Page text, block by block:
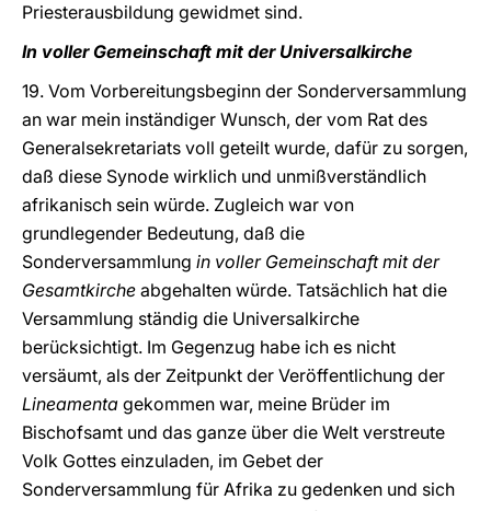
Priesterausbildung gewidmet sind.
In voller Gemeinschaft mit der Universalkirche
19. Vom Vorbereitungsbeginn der Sonderversammlung
an war mein inständiger Wunsch, der vom Rat des
Generalsekretariats voll geteilt wurde, dafür zu sorgen,
daß diese Synode wirklich und unmißverständlich
afrikanisch sein würde. Zugleich war von
grundlegender Bedeutung, daß die
Sonderversammlung in voller Gemeinschaft mit der
Gesamtkirche abgehalten würde. Tatsächlich hat die
Versammlung ständig die Universalkirche
berücksichtigt. Im Gegenzug habe ich es nicht
versäumt, als der Zeitpunkt der Veröffentlichung der
Lineamenta gekommen war, meine Brüder im
Bischofsamt und das ganze über die Welt verstreute
Volk Gottes einzuladen, im Gebet der
Sonderversammlung für Afrika zu gedenken und sich